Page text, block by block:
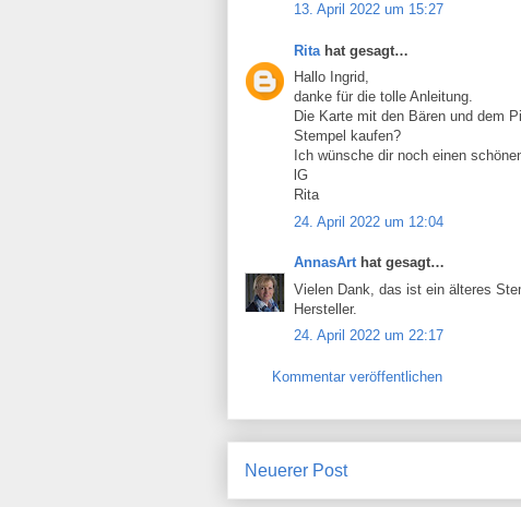
13. April 2022 um 15:27
Rita hat gesagt…
Hallo Ingrid,
danke für die tolle Anleitung.
Die Karte mit den Bären und dem
Stempel kaufen?
Ich wünsche dir noch einen
lG
Rita
24. April 2022 um 12:04
AnnasArthat gesagt…
Vielen Dank, das ist ein älteres
Hersteller.
24. April 2022 um 22:17
Kommentar veröffentlichen
Neuerer Post